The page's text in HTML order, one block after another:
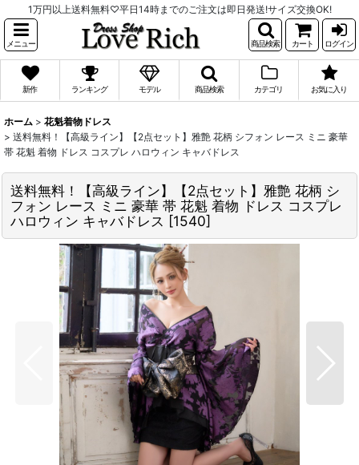
1万円以上送料無料♡平日14時までのご注文は即日発送!サイズ交換OK!
メニュー 商品検索 カート ログイン
新作 ランキング モデル 商品検索 カテゴリ お気に入り
ホーム > 花魁着物ドレス
> 送料無料！【高級ライン】【2点セット】雅艶 花柄 シフォン レース ミニ 豪華
帯 花魁 着物 ドレス コスプレ ハロウィン キャバドレス
送料無料！【高級ライン】【2点セット】雅艶 花柄 シ
フォン レース ミニ 豪華 帯 花魁 着物 ドレス コスプレ
ハロウィン キャバドレス [1540]